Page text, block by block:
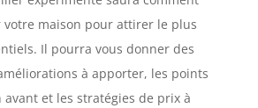
votre maison pour attirer le plus
Il pourra vous donner des
à apporter, les points
et les stratégies de prix à